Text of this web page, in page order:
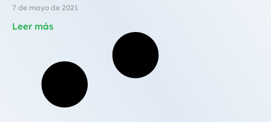
7 de mayo de 2021
Leer más